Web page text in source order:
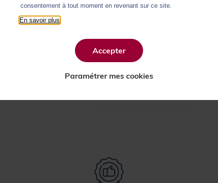
Vous êtes étudiant ?
consentement à tout moment en revenant sur ce site.
En savoir plus
Accepter
Paramétrer mes cookies